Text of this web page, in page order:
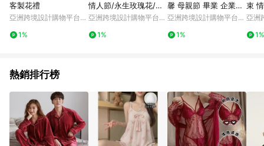
客製花禮
亞洲跨境設計購物平台
1%
情人節/永生玫瑰花/永
生玫瑰花花束/玫瑰花
亞洲跨境設計購物平台
1%
馨 母親節 畢業 企業合
作
亞洲跨境設計購物平台
1%
束
式花
亞洲
1%
熱銷排行榜